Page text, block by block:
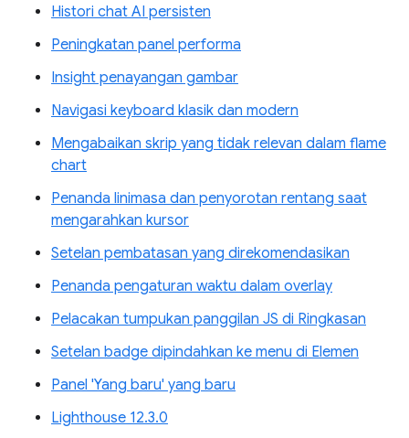
Histori chat AI persisten
Peningkatan panel performa
Insight penayangan gambar
Navigasi keyboard klasik dan modern
Mengabaikan skrip yang tidak relevan dalam flame
chart
Penanda linimasa dan penyorotan rentang saat
mengarahkan kursor
Setelan pembatasan yang direkomendasikan
Penanda pengaturan waktu dalam overlay
Pelacakan tumpukan panggilan JS di Ringkasan
Setelan badge dipindahkan ke menu di Elemen
Panel 'Yang baru' yang baru
Lighthouse 12.3.0